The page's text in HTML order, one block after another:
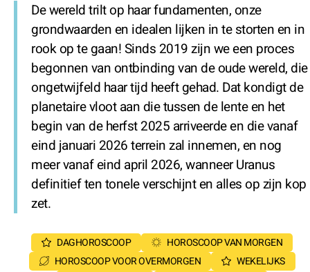
De wereld trilt op haar fundamenten, onze
grondwaarden en idealen lijken in te storten en in
rook op te gaan! Sinds 2019 zijn we een proces
begonnen van ontbinding van de oude wereld, die
ongetwijfeld haar tijd heeft gehad. Dat kondigt de
planetaire vloot aan die tussen de lente en het
begin van de herfst 2025 arriveerde en die vanaf
eind januari 2026 terrein zal innemen, en nog
meer vanaf eind april 2026, wanneer Uranus
definitief ten tonele verschijnt en alles op zijn kop
zet.
DAGHOROSCOOP
HOROSCOOP VAN MORGEN
HOROSCOOP VOOR OVERMORGEN
WEKELIJKS